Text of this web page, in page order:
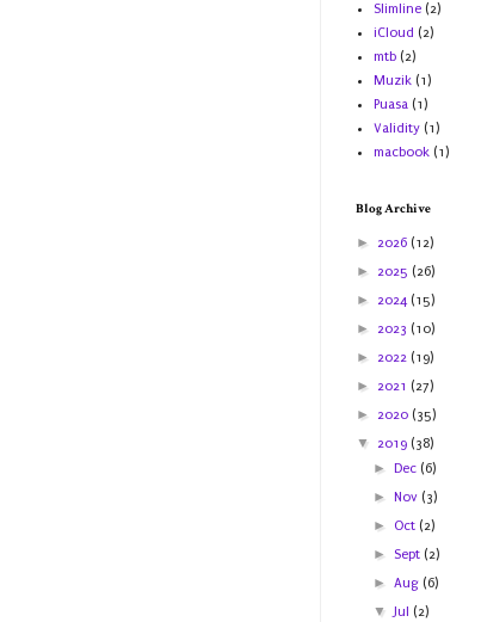
Slimline (2)
iCloud (2)
mtb (2)
Muzik (1)
Puasa (1)
Validity (1)
macbook (1)
Blog Archive
►
2026 (12)
► 2025 (26)
► 2024 (15)
► 2023 (10)
► 2022 (19)
► 2021 (27)
► 2020 (35)
▼ 2019 (38)
►Dec (6)
►Nov (3)
► Oct (2)
► Sept (2)
►Aug (6)
▼Jul (2)